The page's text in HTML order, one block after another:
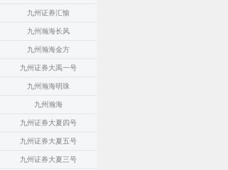
九州证券汇愉
九州瀚海长风
九州瀚海金方
九州证券大禹一号
九州瀚海明珠
九州瀚海
九州证券大夏四号
九州证券大夏五号
九州证券大夏三号